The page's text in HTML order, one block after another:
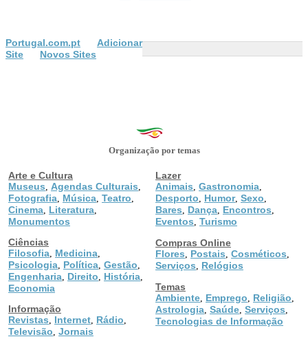
Portugal.com.pt
Adicionar
Site
Novos Sites
Organização por temas
Arte e Cultura
Museus
Agendas Culturais
Fotografia Música Teatro
Cinema Literatura
Monumentos
Ciências
Filosofia Medicina
Psicologia Política Gestão
Engenharia Direito História
Economia
Informação
Revistas
Internet Rádio
Televisão Jornais
Lazer
Animais Gastronomia
Desporto Humor, Sexo
Bares Dança Encontros
Eventos Turismo
Compras Online
Flores
Postais Cosméticos
Serviços
Relógios
Temas
Ambiente Emprego Religião
Astrologia Saúde Serviços
Tecnologias de Informação